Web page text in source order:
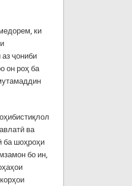
ки
аз ҷониби
он роҳ ба
ва
ба шоҳроҳи
бо ин,